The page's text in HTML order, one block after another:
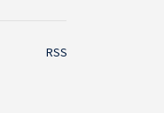
RSS